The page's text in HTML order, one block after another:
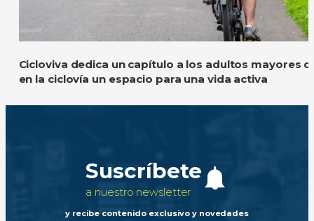
Cicloviva dedica un capítulo a los adultos mayores
en la ciclovía un espacio para una vida activa
Suscríbete
a nuestro newsletter
y recibe contenido exclusivo y novedades